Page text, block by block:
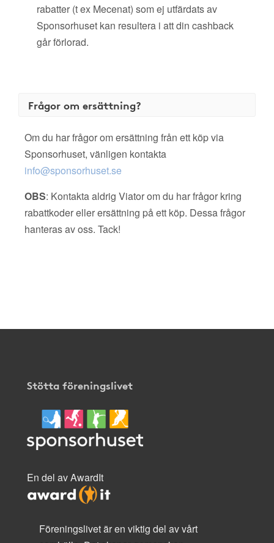
rabatter (t ex Mecenat) som ej utfärdats av
Sponsorhuset kan resultera i att din cashback
går förlorad.
Frågor om ersättning?
Om du har frågor om ersättning från ett köp via
Sponsorhuset, vänligen kontakta
info@sponsorhuset.se
OBS: Kontakta aldrig Viator om du har frågor kring
rabattkoder eller ersättning på ett köp. Dessa frågor
hanteras av oss. Tack!
Stötta föreningslivet
En del av AwardIt
Föreningslivet är en viktig del av vårt